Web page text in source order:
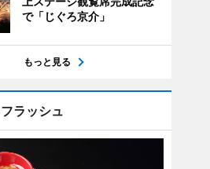
で「じぐろ京介」
もっと見る
ラッシュ